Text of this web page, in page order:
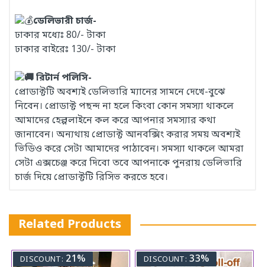
ডেলিভারী চার্জ-
ঢাকার মধ্যেঃ 80/- টাকা
ঢাকার বাইরেঃ 130/- টাকা
রিটার্ন পলিসি-
প্রোডাক্টটি অবশ্যই ডেলিভারি ম্যানের সামনে দেখে-বুঝে
নিবেন। প্রোডাক্ট পছন্দ না হলে কিংবা কোন সমস্যা থাকলে
আমাদের হেল্পলাইনে কল করে আপনার সমস্যার কথা
জানাবেন। অন্যথায় প্রোডাক্ট আনবক্সিং করার সময় অবশ্যই
ভিডিও করে সেটা আমাদের পাঠাবেন। সমস্যা থাকলে আমরা
সেটা এক্সচেঞ্জ করে দিবো তবে আপনাকে পুনরায় ডেলিভারি
চার্জ দিয়ে প্রোডাক্টটি রিসিভ করতে হবে।
Related Products
DISCOUNT: 21% DISCOUNT: 33%